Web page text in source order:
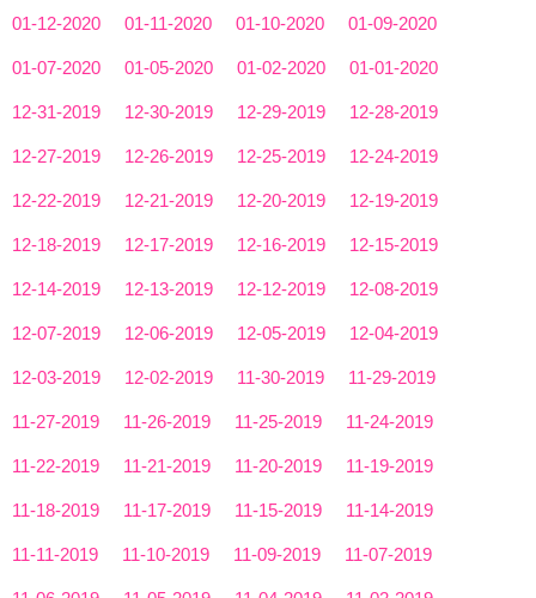
01-12-2020 01-11-2020 01-10-2020 01-09-2020
01-07-2020 01-05-2020 01-02-2020 01-01-2020
12-31-2019 12-30-2019 12-29-2019 12-28-2019
12-27-2019 12-26-2019 12-25-2019 12-24-2019
12-22-2019 12-21-2019 12-20-2019 12-19-2019
12-18-2019 12-17-2019 12-16-2019 12-15-2019
12-14-2019 12-13-2019 12-12-2019 12-08-2019
12-07-2019 12-06-2019 12-05-2019 12-04-2019
12-03-2019 12-02-2019 11-30-2019 11-29-2019
11-27-2019 11-26-2019 11-25-2019 11-24-2019
11-22-2019 11-21-2019 11-20-2019 11-19-2019
11-18-2019 11-17-2019 11-15-2019 11-14-2019
11-11-2019 11-10-2019 11-09-2019 11-07-2019